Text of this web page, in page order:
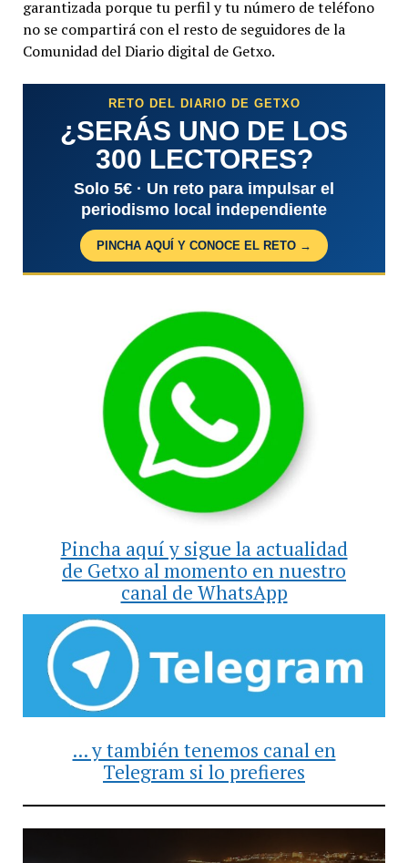
garantizada porque tu perfil y tu número de teléfono
no se compartirá con el resto de seguidores de la
Comunidad del Diario digital de Getxo.
RETO DEL DIARIO DE GETXO
¿SERÁS UNO DE LOS
300 LECTORES?
Solo 5€ · Un reto para impulsar el
periodismo local independiente
PINCHA AQUÍ Y CONOCE EL RETO →
Pincha aquí y sigue la actualidad
de Getxo al momento en nuestro
canal de WhatsApp
... y también tenemos canal en
Telegram si lo prefieres